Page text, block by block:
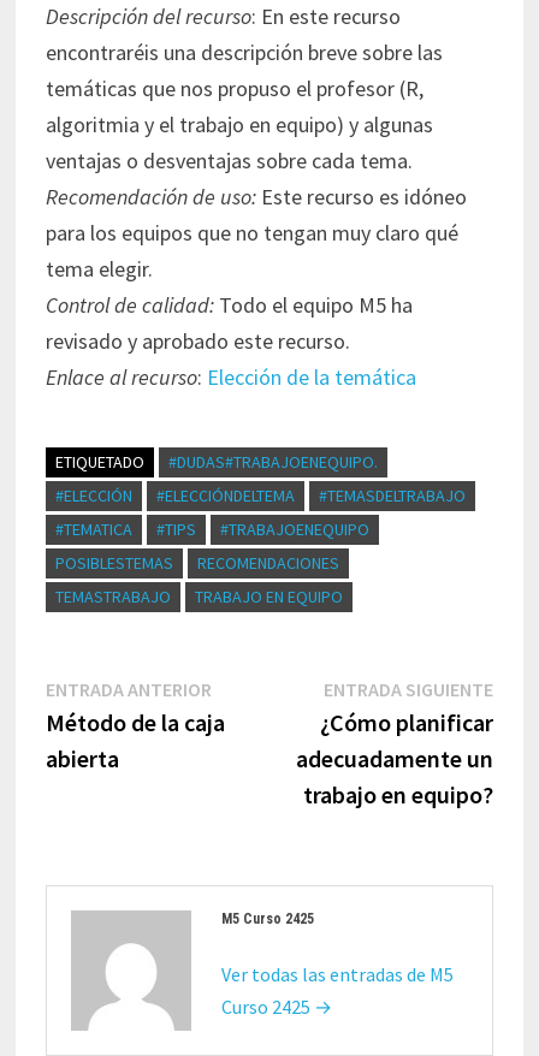
Descripción del recurso: En este recurso
encontraréis una descripción breve sobre las
temáticas que nos propuso el profesor (R,
algoritmia y el trabajo en equipo) y algunas
ventajas o desventajas sobre cada tema.
Recomendación de uso: Este recurso es idóneo
para los equipos que no tengan muy claro qué
tema elegir.
Control de calidad: Todo el equipo M5 ha
revisado y aprobado este recurso.
Enlace al recurso: Elección de la temática
ETIQUETADO
#DUDAS#TRABAJOENEQUIPO.
#ELECCIÓN
#ELECCIÓNDELTEMA
#TEMASDELTRABAJO
#TEMATICA
#TIPS
#TRABAJOENEQUIPO
POSIBLESTEMAS
RECOMENDACIONES
TEMASTRABAJO
TRABAJO EN EQUIPO
Navegación
entradas
ENTRADA ANTERIOR
anterior:
Método de la caja
abierta
ENTRADA SIGUIENTE
¿Cómo planificar
adecuadamente un
trabajo en equipo?
M5 Curso 2425
Ver todas las entradas de M5
Curso 2425 →